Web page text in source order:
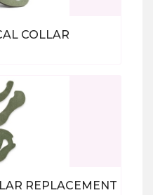
COLLAR
producten
REPLACEMENT